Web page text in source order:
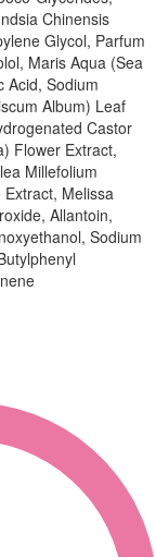
Chinensis
Glycol, Parfum
Maris Aqua (Sea
Acid, Sodium
Album) Leaf
Castor
Flower Extract,
Millefolium
Melissa
Allantoin,
Sodium